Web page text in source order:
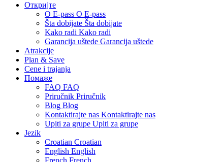
Откријте
О E-pass О E-pass
Šta dobijate Šta dobijate
Kako radi Kako radi
Garancija uštede Garancija uštede
Atrakcije
Plan & Save
Cene i trajanja
Помаже
FAQ FAQ
Priručnik Priručnik
Blog Blog
Kontaktirajte nas Kontaktirajte nas
Upiti za grupe Upiti za grupe
Jezik
Croatian Croatian
English English
French French